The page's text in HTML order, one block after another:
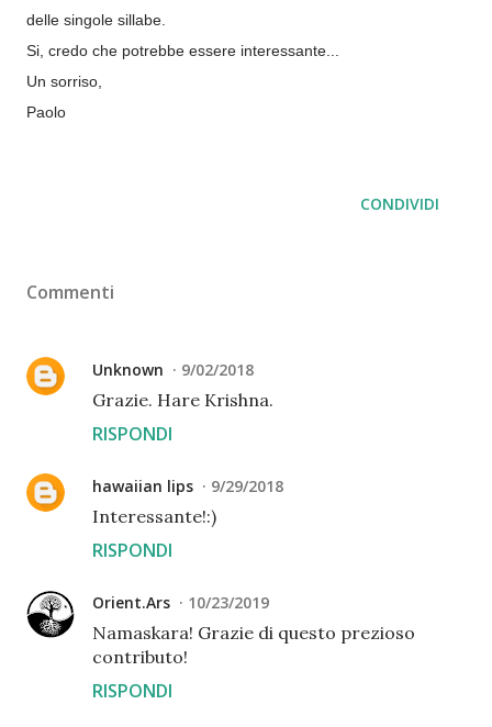
delle singole sillabe.
Si, credo che potrebbe essere interessante...
Un sorriso,
Paolo
CONDIVIDI
Commenti
Unknown 9/02/2018
Grazie. Hare Krishna.
RISPONDI
hawaiian lips 9/29/2018
Interessante!:)
RISPONDI
Orient.Ars 10/23/2019
Namaskara! Grazie di questo prezioso
contributo!
RISPONDI